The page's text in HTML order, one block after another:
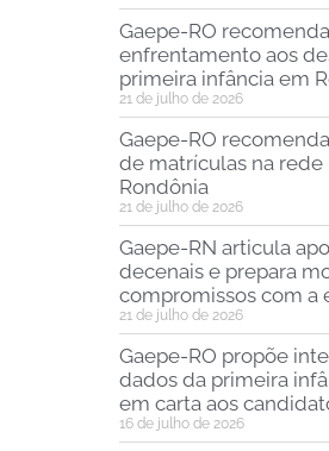
Gaepe-RO
enfrentamento aos
primeira infância em
21 de julho de 2026
Gaepe-RO
de matrículas na
Rondônia
21 de julho de 2026
Gaepe-RN articula
decenais e prepara
compromissos com a
21 de julho de 2026
Gaepe-RO propõe
dados da primeira
em carta aos
16 de julho de 2026